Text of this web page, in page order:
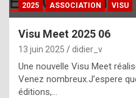
2025 ASSOCIATION VISU
Visu Meet 2025 06
13 juin 2025 didier_v
Une nouvelle Visu Meet
Venez nombreux.J’espere
éditions,…